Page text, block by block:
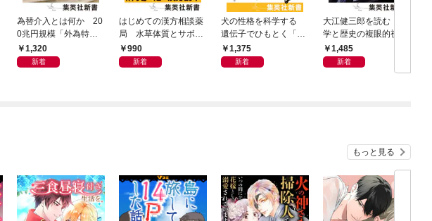
為替介入とは何か 20
0兆円規模「外為特
会」が生まれた謎
1,320
新着
はじめての漢方相談薬
局 水草体質とサボテ
ン体質
990
新着
犬の性格を科学する
遺伝子でひもとく「最
良の友」の進化
1,375
新着
大江健三郎を読む 文
学と歴史の複眼的視点
から1,485
新着
もっと見る